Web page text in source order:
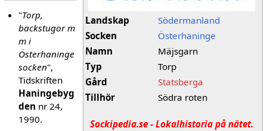
Landskap
Södermanland
Socken
Österhaninge
Namn
Mäjsgarn
Typ
Torp
Gård
Statsberga
Tillhör
Södra roten
Sockipedia.se - Lokalhistoria på nätet.
"Torp,
backstugor m
m i
Österhaninge
socken",
Tidskriften
Haningebyg
den nr 24,
1990.